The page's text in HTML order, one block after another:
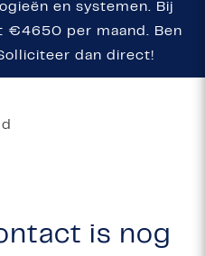
en systemen. Bij
€4650 per maand. Ben
dan direct!
is nog